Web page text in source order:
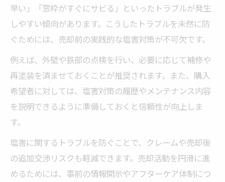
早い」「窓枠がすぐにサビる」といったトラブルが発生
しやすい傾向があります。こうしたトラブルを未然に防
ぐためには、売却前の実践的な塩害対策が不可欠です。
例えば、外壁や鉄部の点検を行い、必要に応じて補修や
再塗装を済ませておくことが推奨されます。また、購入
希望者に対しては、塩害対策の履歴やメンテナンス内容
を説明できるように準備しておくと信頼性が向上しま
す。
塩害に関するトラブルを防ぐことで、クレームや売却後
の追加交渉リスクも軽減できます。売却活動を円滑に進
めるためには、事前の情報開示やアフターケア体制につ